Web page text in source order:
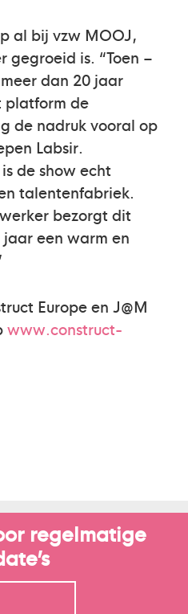
al bij vzw MOOJ,
gegroeid is. “Toen –
dan 20 jaar
de
de nadruk vooral op
Labsir.
de show echt
talentenfabriek.
bezorgt dit
een warm en
Europe en J@M
www.construct-
regelmatige